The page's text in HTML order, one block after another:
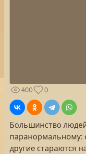
400
0
Большинство
паранормальному:
другие стараются